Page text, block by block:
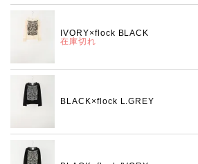
IVORY×flock BLACK
在庫切れ
BLACK×flock L.GREY